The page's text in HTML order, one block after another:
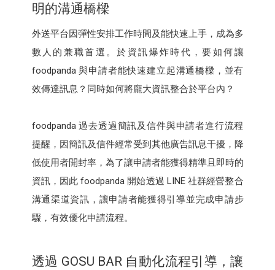
明的溝通橋樑
外送平台因彈性安排工作時間及能快速上手，成為多
數人的兼職首選。於資訊爆炸時代，要如何讓
foodpanda 與申請者能快速建立起溝通橋樑，並有
效傳達訊息？同時如何將龐大資訊整合於平台內？
foodpanda 過去透過簡訊及信件與申請者進行流程
提醒，因簡訊及信件經常受到其他廣告訊息干擾，降
低使用者開封率，為了讓申請者能獲得精準且即時的
資訊，因此 foodpanda 開始透過 LINE 社群經營整合
溝通渠道資訊，讓申請者能獲得引導並完成申請步
驟，有效優化申請流程。
透過 GOSU BAR 自動化流程引導，讓